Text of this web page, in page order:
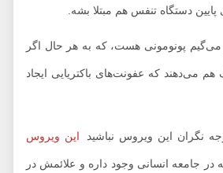
دستگاه تنفس هم مبتلا بشه.
پونومونی هست، که به هر حال اگر
می‌دهند که عفونت‌های باکتریایی ایجاد
این ویروس نباشیداین ویروس
انسانی وجود داره و علائمش در